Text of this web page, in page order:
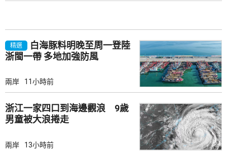
精選
白海豚料明晚至周一登陸
浙閩一帶 多地加強防風
兩岸 11小時前
浙江一家四口到海邊觀浪 9歲
男童被大浪捲走
兩岸 13小時前